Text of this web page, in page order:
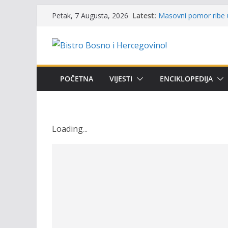
content
Petak, 7 Augusta, 2026 Latest: Masovni pomor ribe
Poziv za učešće u
Obavještenje
osobe sa invaliditetom
POČETNA VIJESTI ENCIKLOPEDIJA
Loading...